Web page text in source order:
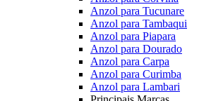
Anzol para Tucunare
Anzol para Tambaqui
Anzol para Piapara
Anzol para Dourado
Anzol para Carpa
Anzol para Curimba
Anzol para Lambari